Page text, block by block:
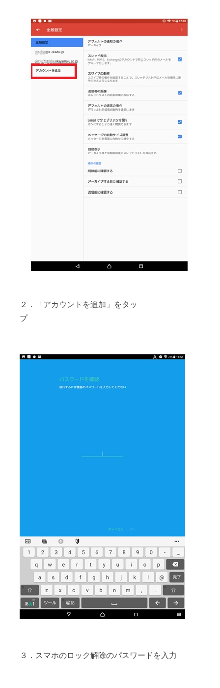
２．「アカウントを追加」をタッ
プ
３．スマホのロック解除のパスワードを入力